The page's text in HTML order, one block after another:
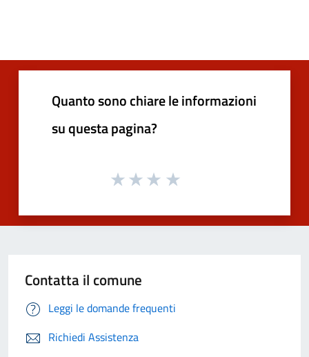
Quanto sono chiare le informazioni
su questa pagina?
Contatta il comune
Leggi le domande frequenti
Richiedi Assistenza